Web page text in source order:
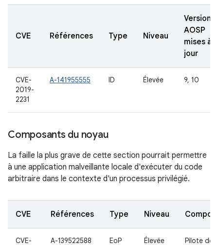
CVE Références Type Niveau
Versions
AOSP
mises à
jour
CVE-
2019-
2231
A-141955555 ID Élevée 9, 10
Composants du noyau
La faille la plus grave de cette section pourrait permettre
à une application malveillante locale d'exécuter du code
arbitraire dans le contexte d'un processus privilégié.
CVE Références Type Niveau
CVE- A-139522588 EoP Élevée Pilote de